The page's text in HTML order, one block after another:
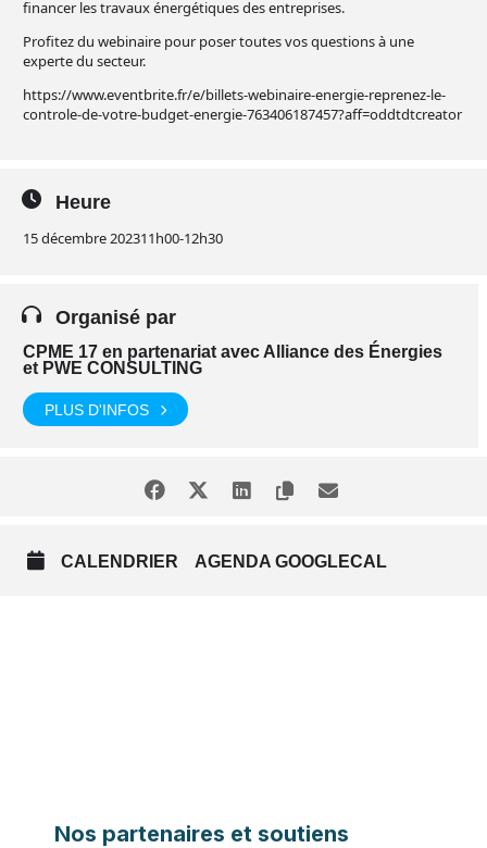
financer les travaux énergétiques des entreprises.
Profitez du webinaire pour poser toutes vos questions à une
experte du secteur.
https://www.eventbrite.fr/e/billets-webinaire-energie-reprenez-le-
controle-de-votre-budget-energie-763406187457?aff=oddtdtcreator
Heure
15 décembre 202311h00-12h30
Organisé par
CPME 17 en partenariat avec Alliance des Énergies
et PWE CONSULTING
PLUS D'INFOS
CALENDRIER AGENDA GOOGLECAL
Nos partenaires et soutiens